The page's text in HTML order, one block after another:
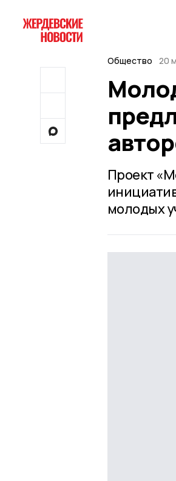
Общество 20
Проект
молодых